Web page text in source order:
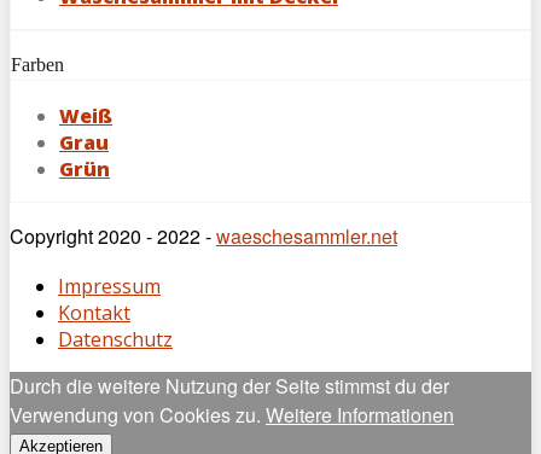
Farben
Weiß
Grau
Grün
Copyright 2020 - 2022 -waeschesammler.net
Impressum
Kontakt
Datenschutz
Durch die weitere Nutzung der Seite stimmst du der
Verwendung von Cookies zu. Weitere Informationen
Akzeptieren